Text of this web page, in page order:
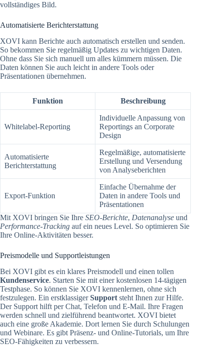
vollständiges Bild.
Automatisierte Berichterstattung
XOVI kann Berichte auch automatisch erstellen und senden.
So bekommen Sie regelmäßig Updates zu wichtigen Daten.
Ohne dass Sie sich manuell um alles kümmern müssen. Die
Daten können Sie auch leicht in andere Tools oder
Präsentationen übernehmen.
Funktion Beschreibung
Whitelabel-Reporting
Individuelle Anpassung von
Reportings an Corporate
Design
Automatisierte
Berichterstattung
Regelmäßige, automatisierte
Erstellung und Versendung
von Analyseberichten
Export-Funktion
Einfache Übernahme der
Daten in andere Tools und
Präsentationen
Mit XOVI bringen Sie Ihre SEO-Berichte, Datenanalyse und
Performance-Tracking auf ein neues Level. So optimieren Sie
Ihre Online-Aktivitäten besser.
Preismodelle und Supportleistungen
Bei XOVI gibt es ein klares Preismodell und einen tollen
Kundenservice. Starten Sie mit einer kostenlosen 14-tägigen
Testphase. So können Sie XOVI kennenlernen, ohne sich
festzulegen. Ein erstklassigerSupport steht Ihnen zur Hilfe.
Der Support hilft per Chat, Telefon und E-Mail. Ihre Fragen
werden schnell und zielführend beantwortet. XOVI bietet
auch eine große Akademie. Dort lernen Sie durch Schulungen
und Webinare. Es gibt Präsenz- und Online-Tutorials, um Ihre
SEO-Fähigkeiten zu verbessern.